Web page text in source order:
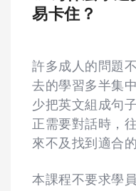
易卡住？
許多成人的問題
去的學習多半集
少把英文組成句
正需要對話時，
來不及找到適合的
本課程不要求學